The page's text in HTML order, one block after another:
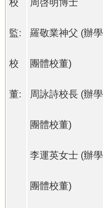
校
監:
校
董:
周啓明博士
羅敬業神父 (辦學
團體校董)
周詠詩校長 (辦學
團體校董)
李運英女士 (辦學
團體校董)